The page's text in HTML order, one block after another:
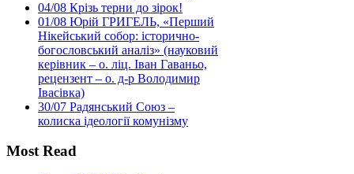
04/08 Крізь терни до зірок!
01/08 Юрій ГРИГЕЛЬ, «Перший
Нікейський собор: історично-
богословський аналіз» (науковий
керівник – о. ліц. Іван Гаваньо,
рецензент – о. д-р Володимир
Івасівка)
30/07 Радянський Союз –
колиска ідеології комунізму
Most Read